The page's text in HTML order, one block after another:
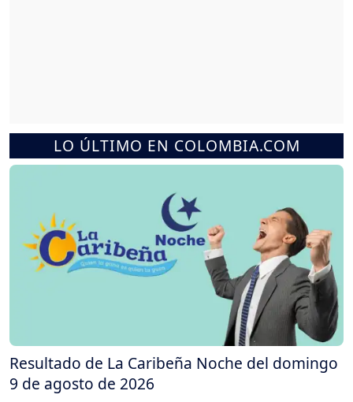
LO ÚLTIMO EN COLOMBIA.COM
Resultado de La Caribeña Noche del domingo
9 de agosto de 2026